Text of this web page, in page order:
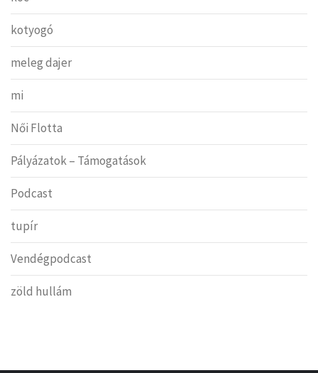
kotyogó
meleg dajer
mi
Női Flotta
Pályázatok – Támogatások
Podcast
tupír
Vendégpodcast
zöld hullám